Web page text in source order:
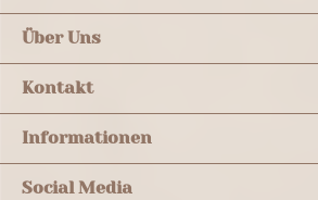
Über Uns
Kontakt
Informationen
Social Media